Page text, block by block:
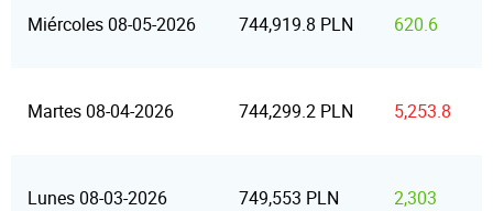
Miércoles 08-05-2026 744,919.8 PLN 620.6
Martes 08-04-2026 744,299.2 PLN 5,253.8
Lunes 08-03-2026 749,553 PLN 2,303